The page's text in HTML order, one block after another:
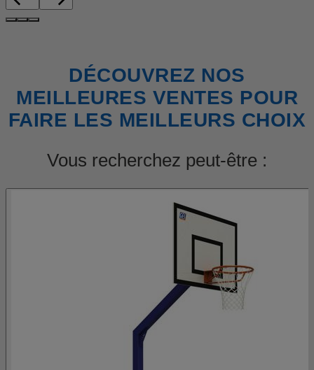
DÉCOUVREZ NOS
MEILLEURES VENTES POUR
FAIRE LES MEILLEURS CHOIX
Vous recherchez peut-être :